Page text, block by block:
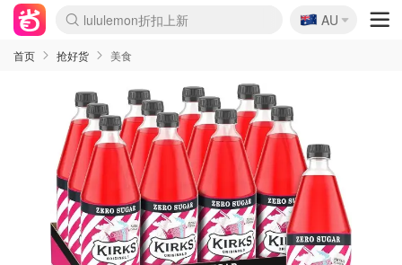
lululemon折扣上新
Sasa美妆护肤3.5折
SSENSE年中3折
FreshBeauty好价汇总
Cettire降价+叠9折
Farfetch折上8折
WWS Coles超市实拍
viagogo二手票捡漏
Myer清仓1折起
The Outnet奢牌1折起
David Jones 3折起
Flannels大牌1折
Perfumes Club护肤1折
AMIRO返校季6.2折
Oweek抽奖送Airpods
Amazon折扣汇总
eToro入金$200送$50
Amazon数码好物
ICONIC本周7.5折
ThedoubleF高奢地板价
Moose Knuckles 6折
丝芙兰5折起
EUFY官网3.7折起
Selenichast首饰2折
Trip机票酒店促销
YSL送5件彩妆礼
Amazon家居好物
BIGBANG巡演开票
David Jones时尚3折
Amazon美妆护肤
雅漾大喷$8
过敏原检测盒$33
伊索独家赠50ml沐浴露
科颜氏清仓3折
SEALIFE海洋馆门票6折
丝塔芙大白罐$16
订阅Newsletter送香薰
Cult Beauty 6.8折
Harrods圣诞日历2.3折
LN-CC奢牌私促3折
d'Alba空姐喷雾$16
EVE LOM套装逆天2折
Bernardelli独家4折
Adore Beauty 6折起
CT圣诞日历
Mytheresa奢品2.7折
Luxury Escapes 9折
Currentbody美容仪9折
MOON Garden Live
ALLSAINTS美衣3折
Roborock扫地机3.7折
Tingo Life水杯$24
Valentino官网5折
CR洗发护发6.3折
🇦🇺
AU
首页 抢好货 美食